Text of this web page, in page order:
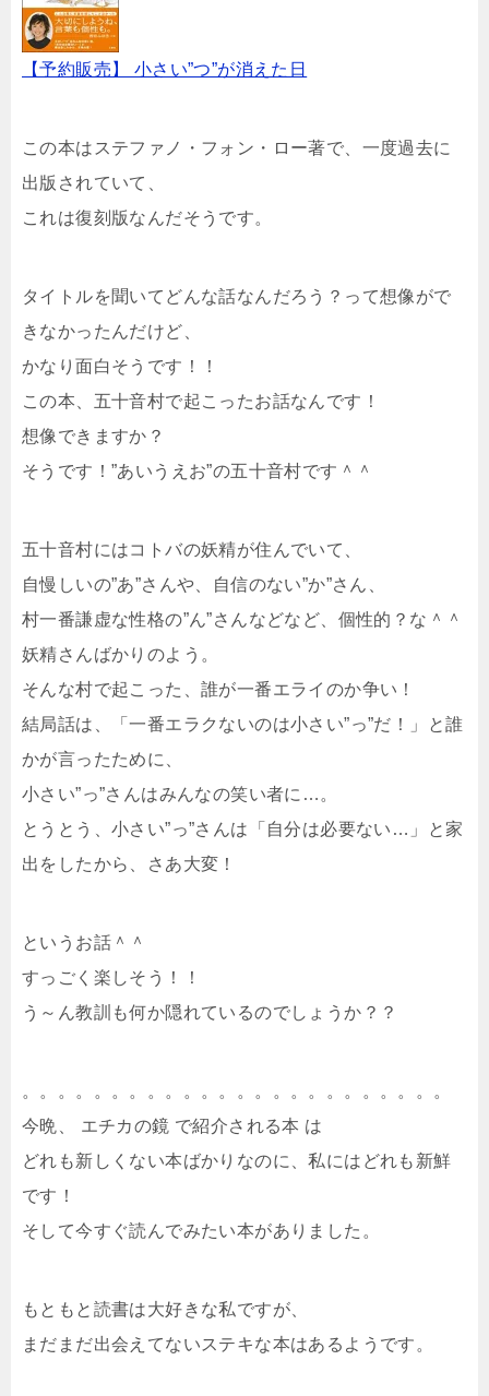
【予約販売】 小さい”つ”が消えた日
この本はステファノ・フォン・ロー著で、一度過去に
出版されていて、
これは復刻版なんだそうです。
タイトルを聞いてどんな話なんだろう？って想像がで
きなかったんだけど、
かなり面白そうです！！
この本、五十音村で起こったお話なんです！
想像できますか？
そうです！”あいうえお”の五十音村です＾＾
五十音村にはコトバの妖精が住んでいて、
自慢しいの”あ”さんや、自信のない”か”さん、
村一番謙虚な性格の”ん”さんなどなど、個性的？な＾＾
妖精さんばかりのよう。
そんな村で起こった、誰が一番エライのか争い！
結局話は、「一番エラクないのは小さい”っ”だ！」と誰
かが言ったために、
小さい”っ”さんはみんなの笑い者に…。
とうとう、小さい”っ”さんは「自分は必要ない…」と家
出をしたから、さあ大変！
というお話＾＾
すっごく楽しそう！！
う～ん教訓も何か隠れているのでしょうか？？
。。。。。。。。。。。。。。。。。。。。。。。。
今晩、 エチカの鏡 で紹介される本 は
どれも新しくない本ばかりなのに、私にはどれも新鮮
です！
そして今すぐ読んでみたい本がありました。
もともと読書は大好きな私ですが、
まだまだ出会えてないステキな本はあるようです。